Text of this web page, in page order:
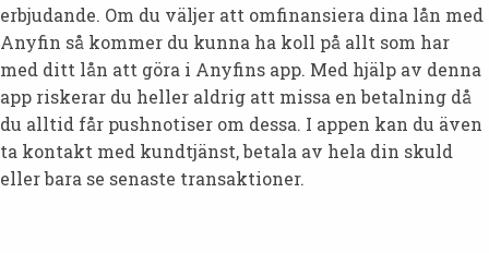
erbjudande. Om du väljer att omfinansiera dina lån med
Anyfin så kommer du kunna ha koll på allt som har
med ditt lån att göra i Anyfins app. Med hjälp av denna
app riskerar du heller aldrig att missa en betalning då
du alltid får pushnotiser om dessa. I appen kan du även
ta kontakt med kundtjänst, betala av hela din skuld
eller bara se senaste transaktioner.